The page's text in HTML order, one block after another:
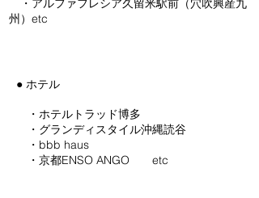
・アルファフレシア久留米駅前（穴吹興産九
州）etc
● ホテル
・ホテルトラッド博多
・グランディスタイル沖縄読谷
・bbb haus
・京都ENSO ANGO etc